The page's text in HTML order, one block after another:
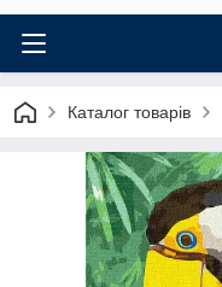
Каталог товарів